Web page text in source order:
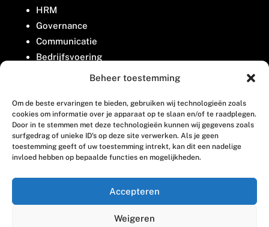
Beheer toestemming
Om de beste ervaringen te bieden, gebruiken wij technologieën zoals
cookies om informatie over je apparaat op te slaan en/of te raadplegen.
Door in te stemmen met deze technologieën kunnen wij gegevens zoals
surfgedrag of unieke ID's op deze site verwerken. Als je geen
toestemming geeft of uw toestemming intrekt, kan dit een nadelige
invloed hebben op bepaalde functies en mogelijkheden.
Accepteren
Weigeren
HRM
Governance
Communicatie
Bedrijfsvoering
Belangenbehartiging
Contact
Houttuinlaan 8
3447 GM Woerden